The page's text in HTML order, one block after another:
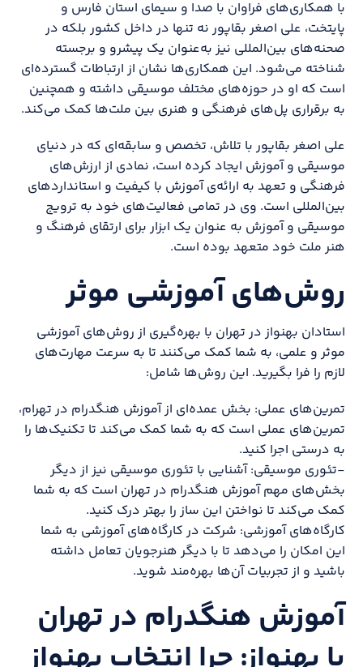
با همکاری‌های فراوان با صدا و سیمای استان فارس و
پایتخت، علی اصغر بقاپور نه تنها در داخل کشور بلکه در
صحنه‌های بین‌المللی نیز به‌عنوان یک پیشرو و برجسته
شناخته می‌شود. این همکاری‌ها نشان از ارتباطات گسترده‌ای
است که او در حوزه‌های مختلف موسیقی داشته و همچنین
به برقراری پل‌های فرهنگی و هنری بین ملت‌ها کمک می‌کند.
علی اصغر بقاپور با تلاش، تخصص و سابقه‌ای که در دنیای
موسیقی و آموزش ایجاد کرده است، نمادی از ارزش‌های
فرهنگی و تعهد به ارائه‌ی آموزش با کیفیت و استانداردهای
بین‌المللی است. وی در تمامی فعالیت‌های خود به ترویج
موسیقی و آموزش به عنوان یک ابزار برای ارتقای فرهنگ و
هنر ملت خود متعهد بوده است.
روش‌های آموزشی موثر
استادان بهنواز در تهران با بهره‌گیری از روش‌های آموزشی
موثر و علمی، به شما کمک می‌کنند تا به سرعت مهارت‌های
لازم را فرا بگیرید. این روش‌ها شامل:
تمرین‌های عملی: بخش عمده‌ای از آموزش هنگدرام در تهرام،
تمرین‌های عملی است که به شما کمک می‌کند تا تکنیک‌ها را
به درستی اجرا کنید.
-تئوری موسیقی: آشنایی با تئوری موسیقی نیز از دیگر
بخش‌های مهم آموزش هنگدرام در تهران است که به شما
کمک می‌کند تا نواختن این ساز را بهتر درک کنید.
کارگاه‌های آموزشی: شرکت در کارگاه‌های آموزشی به شما
این امکان را می‌دهد تا با دیگر هنرجویان تعامل داشته
باشید و از تجربیات آن‌ها بهره‌مند شوید.
آموزش هنگدرام در تهران